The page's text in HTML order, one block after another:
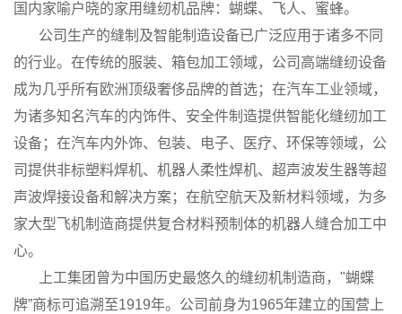
国内家喻户晓的家用缝纫机品牌：蝴蝶、飞人、蜜蜂。
公司生产的缝制及智能制造设备已广泛应用于诸多不同
的行业。在传统的服装、箱包加工领域，公司高端缝纫设备
成为几乎所有欧洲顶级奢侈品牌的首选；在汽车工业领域，
为诸多知名汽车的内饰件、安全件制造提供智能化缝纫加工
设备；在汽车内外饰、包装、电子、医疗、环保等领域，公
司提供非标塑料焊机、机器人柔性焊机、超声波发生器等超
声波焊接设备和解决方案；在航空航天及新材料领域，为多
家大型飞机制造商提供复合材料预制体的机器人缝合加工中
心。
上工集团曾为中国历史最悠久的缝纫机制造商，"蝴蝶
牌”商标可追溯至1919年。公司前身为1965年建立的国营上